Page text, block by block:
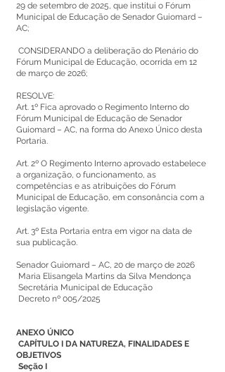
29 de setembro de 2025, que institui o Fórum
Municipal de Educação de Senador Guiomard –
AC;
CONSIDERANDO a deliberação do Plenário do
Fórum Municipal de Educação, ocorrida em 12
de março de 2026;
RESOLVE:
Art. 1º Fica aprovado o Regimento Interno do
Fórum Municipal de Educação de Senador
Guiomard – AC, na forma do Anexo Único desta
Portaria.
Art. 2º O Regimento Interno aprovado estabelece
a organização, o funcionamento, as
competências e as atribuições do Fórum
Municipal de Educação, em consonância com a
legislação vigente.
Art. 3º Esta Portaria entra em vigor na data de
sua publicação.
Senador Guiomard – AC, 20 de março de 2026
Maria Elisangela Martins da Silva Mendonça
Secretária Municipal de Educação
Decreto nº 005/2025
ANEXO ÚNICO
CAPÍTULO I DA NATUREZA, FINALIDADES E
OBJETIVOS
Seção I